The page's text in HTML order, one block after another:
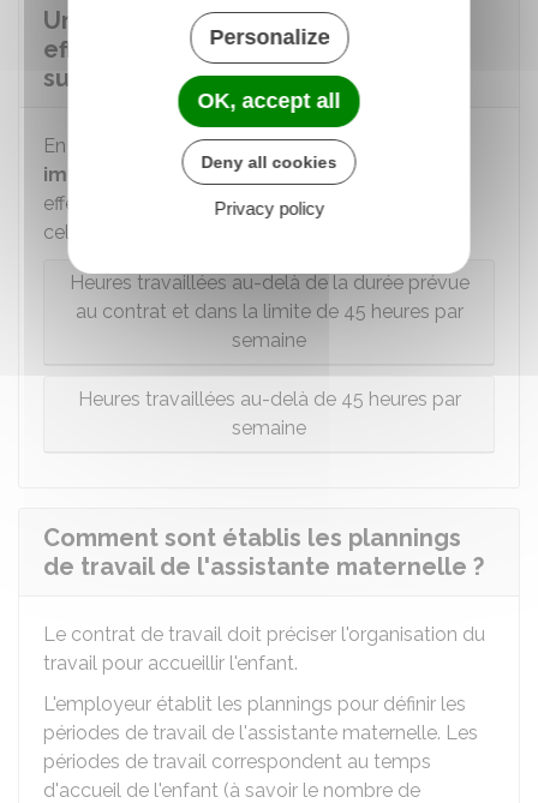
Une assistante maternelle peut-elle
effectuer des heures
supplémentaires ?
En cas de
situations exceptionnelles ou
imprévisibles
, des heures peuvent être
effectuées,
d'un commun accord
celles prévues par le contrat de travail.
Heures travaillées au-delà de la durée prévue
au contrat et dans la limite de 45 heures par
semaine
Heures travaillées au-delà de 45 heures par
semaine
Comment sont établis les plannings
de travail de l'assistante maternelle ?
Le contrat de travail doit préciser l'organisation du
travail pour accueillir l'enfant.
L'employeur établit les plannings pour définir les
périodes de travail de l'assistante maternelle. Les
périodes de travail correspondent au temps
d'accueil de l'enfant (à savoir le nombre de
Personalize
OK, accept all
Deny all cookies
Privacy policy